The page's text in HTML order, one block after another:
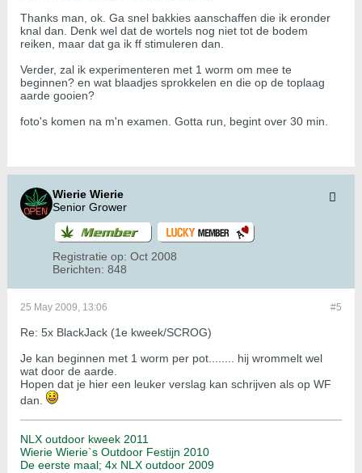
Thanks man, ok. Ga snel bakkies aanschaffen die ik eronder
knal dan. Denk wel dat de wortels nog niet tot de bodem
reiken, maar dat ga ik ff stimuleren dan.
Verder, zal ik experimenteren met 1 worm om mee te
beginnen? en wat blaadjes sprokkelen en die op de toplaag
aarde gooien?
foto's komen na m'n examen. Gotta run, begint over 30 min.
Wierie Wierie
Senior Grower
Registratie op: Oct 2008
Berichten: 848
#5
25 May 2009, 13:06
Re: 5x BlackJack (1e kweek/SCROG)
Je kan beginnen met 1 worm per pot........ hij wrommelt wel
wat door de aarde.
Hopen dat je hier een leuker verslag kan schrijven als op WF
dan.
NLX outdoor kweek 2011
Wierie Wierie`s Outdoor Festijn 2010
De eerste maal; 4x NLX outdoor 2009